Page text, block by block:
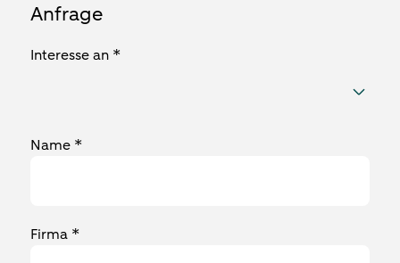
Anfrage
Interesse an *
Name *
Firma *